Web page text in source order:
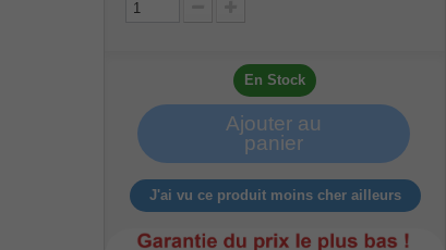
En Stock
Ajouter au
panier
J'ai vu ce produit moins cher ailleurs